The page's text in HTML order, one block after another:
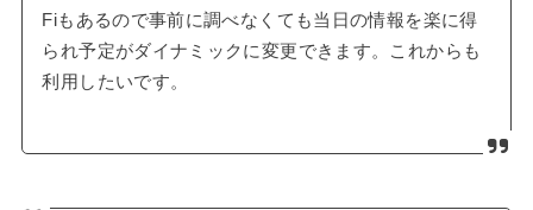
Fiもあるので事前に調べなくても当日の情報を楽に得
られ予定がダイナミックに変更できます。これからも
利用したいです。